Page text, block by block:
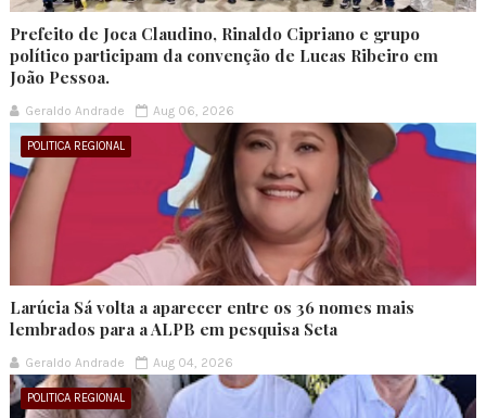
Prefeito de Joca Claudino, Rinaldo Cipriano e grupo
político participam da convenção de Lucas Ribeiro em
João Pessoa.
Geraldo Andrade Aug 06, 2026
POLITICA REGIONAL
Larúcia Sá volta a aparecer entre os 36 nomes mais
lembrados para a ALPB em pesquisa Seta
Geraldo Andrade Aug 04, 2026
POLITICA REGIONAL